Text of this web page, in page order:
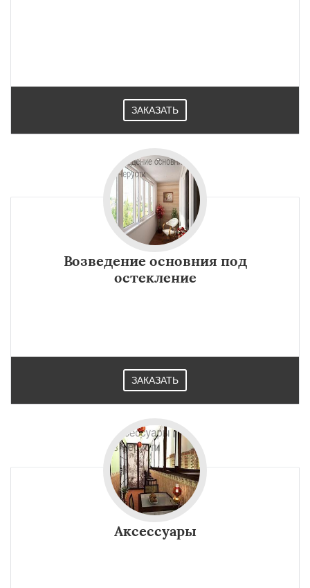
Работаем по
ЗАКАЗАТЬ
Возведение основния под
остекление
ЗАКАЗАТЬ
Аксессуары
УЗНАТЬ ПОДРОБНЕЕ
Даю согласие на обработку персональных данных